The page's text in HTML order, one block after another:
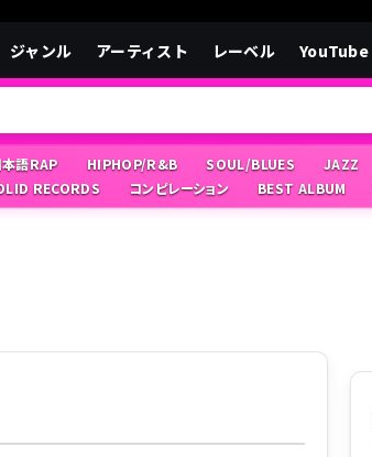
ジャンル アーティスト レーベル YouTube
本語RAP HIPHOP/R&B SOUL/BLUES JAZZ
RECORDS コンピレーション BEST ALBUM